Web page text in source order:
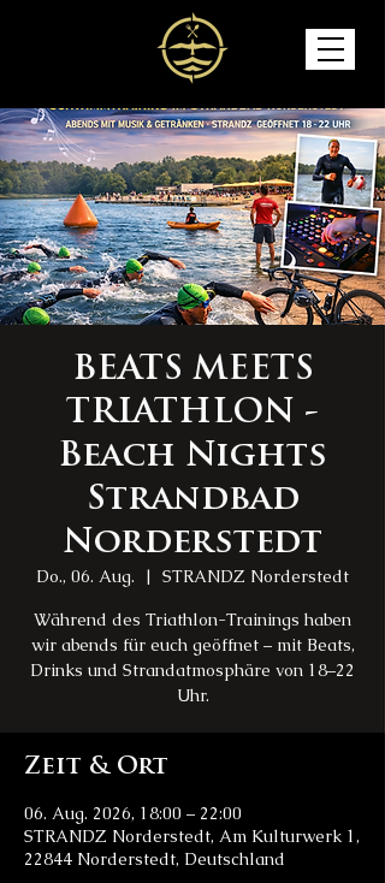
BEATS MEETS
TRIATHLON -
Beach Nights
Strandbad
Norderstedt
Do., 06. Aug.
  |
STRANDZ Norderstedt
Während des Triathlon-Trainings haben
wir abends für euch geöffnet – mit Beats,
Drinks und Strandatmosphäre von 18–22
Uhr.
Zeit & Ort
06. Aug. 2026, 18:00 – 22:00
STRANDZ Norderstedt, Am Kulturwerk 1,
22844 Norderstedt, Deutschland